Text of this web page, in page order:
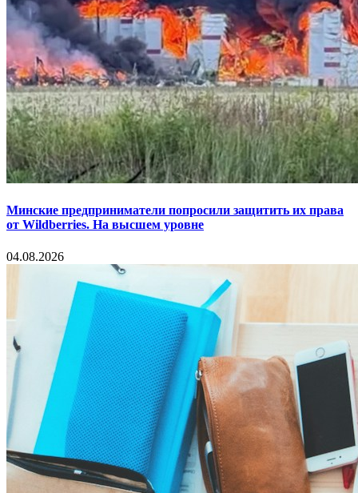
Минские предприниматели попросили защитить их права
от Wildberries. На высшем уровне
04.08.2026